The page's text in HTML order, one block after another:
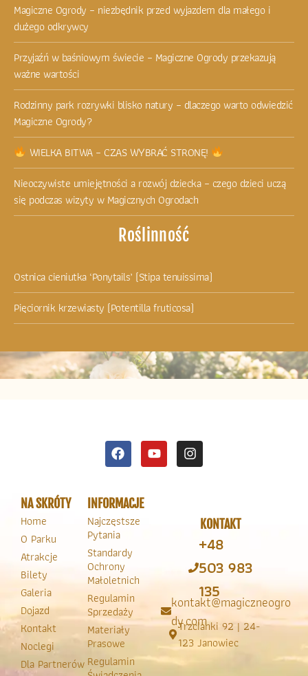
Magiczne Ogrody – niezbędnik przed wyjazdem dla małego i
dużego odkrywcy
Przyjaźń w baśniowym świecie – Magiczne Ogrody przekazują
ważne wartości
Rodzinny park rozrywki blisko natury – dlaczego warto odwiedzić
Magiczne Ogrody?
WIELKA BITWA – CZAS WYBRAĆ STRONĘ!
Nieoczywiste umiejętności a rozwój dziecka – czego dzieci uczą
się podczas wizyty w Magicznych Ogrodach
Roślinność
Ostnica cieniutka ‘Ponytails’ (Stipa tenuissima)
Pięciornik krzewiasty (Potentilla fruticosa)
NA SKRÓTY
Home
O Parku
Atrakcje
Bilety
Galeria
Dojazd
Kontakt
Noclegi
Dla Partnerów
INFORMACJE
Najczęstsze
Pytania
Standardy
Ochrony
Małoletnich
Regulamin
Sprzedaży
Materiały
Prasowe
Regulamin
KONTAKT
+48
503 983
135
kontakt@magiczneogro
dy.com
Trzcianki 92 | 24-
123 Janowiec